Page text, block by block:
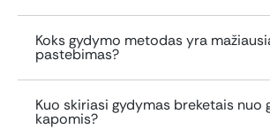
Koks gydymo metodas yra
pastebimas?
Kuo skiriasi gydymas breketais nuo
kapomis?